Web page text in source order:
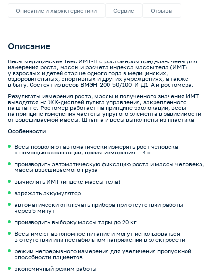
Описание и характеристики Сервис Отзывы
Описание
Весы медицинские Твес ИМТ-П с ростомером предназначены для
измерения роста, массы и расчета индекса массы тела (ИМТ)
у взрослых и детей старше одного года в медицинских,
оздоровительных, спортивных и других учреждениях, а также
в быту. Состоят из весов ВМЭН-200-50/100-И-Д1-А и ростомера.
Результаты измерения роста, массы и полученного значения ИМТ
выводятся на ЖК-дисплей пульта управления, закрепленного
на штанге. Ростомер работает на принципе эхолокации, весы
на принципе изменения частоты упругого элемента в зависимости
от взвешиваемой массы. Штанга и весы выполнены из пластика
Особенности
Весы позволяют автоматически измерять рост человека
с помощью эхолокации, время измерения — 4 с
производить автоматическую фиксацию роста и массы человека,
массы взвешиваемого груза
вычислять ИМТ (индекс массы тела)
заряжать аккумулятор
автоматически отключать прибора при отсутствии работы
через 5 минут
производить выборку массы тары до 20 кг
Весы имеют автономное питание и могут использоваться
в отсутствии или нестабильном напряжении в электросети
режим непрерывного измерения для увеличения пропускной
способности пациентов
экономичный режим работы